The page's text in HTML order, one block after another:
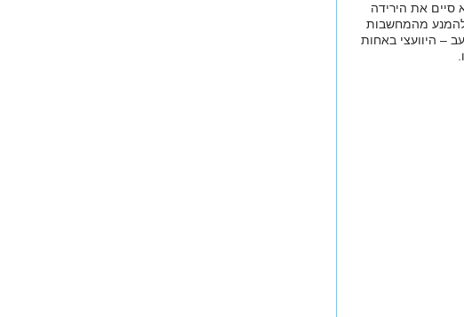
סיים את הירידה
להמנע מהמחשבות
– היוועצי באחות